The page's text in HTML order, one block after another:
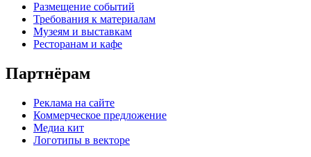
Размещение событий
Требования к материалам
Музеям и выставкам
Ресторанам и кафе
Партнёрам
Реклама на сайте
Коммерческое предложение
Медиа кит
Логотипы в векторе